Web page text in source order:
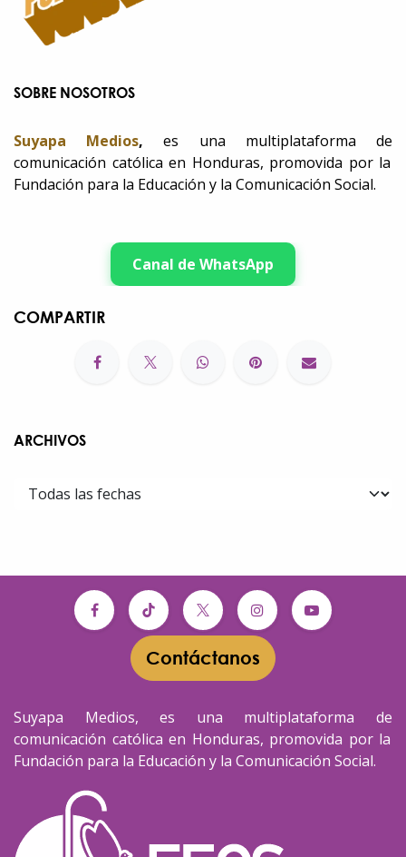
SOBRE NOSOTROS
Suyapa Medios, es una multiplataforma de
comunicación católica en Honduras, promovida por la
Fundación para la Educación y la Comunicación Social.
Canal de WhatsApp
COMPARTIR
ARCHIVOS
Contáctanos​​
Suyapa Medios, es una multiplataforma de
comunicación católica en Honduras, promovida por la
Fundación para la Educación y la Comunicación Social.